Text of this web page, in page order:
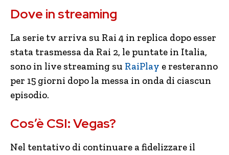
Dove in streaming
La serie tv arriva su Rai 4 in replica dopo esser
stata trasmessa da Rai 2, le puntate in Italia,
sono in live streaming su RaiPlay e resteranno
per 15 giorni dopo la messa in onda di ciascun
episodio.
Cos’è CSI: Vegas?
Nel tentativo di continuare a fidelizzare il